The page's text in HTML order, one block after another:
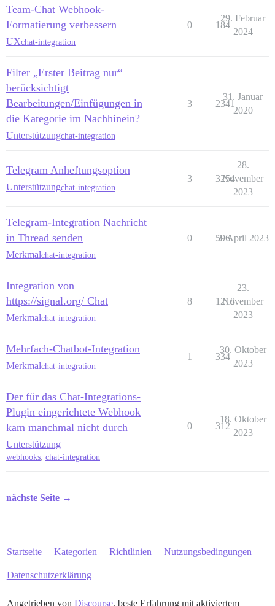
Team-Chat Webhook-
Formatierung verbessern
UXchat-integration
0 184
29. Februar
2024
Filter „Erster Beitrag nur“
berücksichtigt
Bearbeitungen/Einfügungen in
die Kategorie im Nachhinein?
Unterstützungchat-integration
3 2341
31. Januar
2020
Telegram Anheftungsoption
Unterstützungchat-integration
3 3254
28.
November
2023
Telegram-Integration Nachricht
in Thread senden
Merkmalchat-integration
0 596
3. April 2023
Integration von
https://signal.org/ Chat
Merkmalchat-integration
8 1218
23.
November
2023
Mehrfach-Chatbot-Integration
Merkmalchat-integration
1 334
30. Oktober
2023
Der für das Chat-Integrations-
Plugin eingerichtete Webhook
kam manchmal nicht durch
Unterstützung
webhooks, chat-integration
0 312
18. Oktober
2023
nächste Seite →
Startseite Kategorien Richtlinien Nutzungsbedingungen
Datenschutzerklärung
Angetrieben von Discourse, beste Erfahrung mit aktiviertem